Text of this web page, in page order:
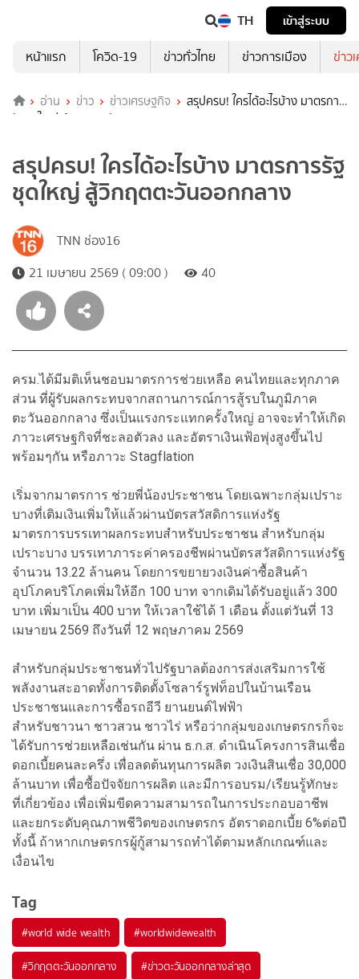
TH
เข้าสู่ระบบ
หน้าแรก
โควิด-19 ข่าวทั่วไทย ข่าวการเมือง ข่าว
อ่าน ข่าว ข่าวเศรษฐกิจ
สรุปครบ! ใครได้อะไรบ้าง มาตรการ
รัฐชุดใหญ่ สู้วิกฤตตะวันออกกลาง
สรุปครบ! ใครได้อะไรบ้าง มาตรการรัฐ
ชุดใหญ่ สู้วิกฤตตะวันออกกลาง
TNN ช่อง16
21 เมษายน 2569 ( 09:00 )
40
ครม.ได้มีมติเห็นชอบมาตรการช่วยเหลือ คนไทยและทุกภาค
ส่วน ที่ผู้รับผลกระทบจากสถานการณ์การสู้รบในภูมิภาค
ตะวันออกกลาง ซึ่งเป็นแรงกระแทกครั้งใหญ่ อาจจะทำให้เกิด
ภาวะเศรษฐกิจที่ชะลอตัวลง และอัตราเงินเฟ้อพุ่งสูงขึ้นไป
พร้อมๆกัน หรือภาวะ Stagflation
เริ่มจากมาตรการ ช่วยพี่น้องประชาชน โดยเฉพาะกลุ่มเปราะ
บางที่เติมเงินเพิ่มให้แล้วผ่านบัตรสวัสดิการแห่งรัฐ
มาตรการบรรเทาผลกระทบสำหรับประชาชน สำหรับกลุ่ม
เปราะบาง บรรเทาภาระค่าครองชีพผ่านบัตรสวัสดิการแห่งรัฐ
จำนวน 13.22 ล้านคน โดยการขยายวงเงินค่าซื้อสินค้า
อุปโภคบริโภคเพิ่มให้อีก 100 บาท จากเดิมได้รับอยู่แล้ว 300
บาท เพิ่มาเป็น 400 บาท ให้เวลาใช้ได้ 1 เดือน ตั้งแต่วันที่ 13
เมษายน 2569 ถึงวันที่ 12 พฤษภาคม 2569
สำหรับกลุ่มประชาชนทั่วไปรัฐบาลต้องการส่งเสริมการใช้
พลังงานสะอาดทั้งการติดตั้งโซลาร์รูฟท็อปในบ้านเรือน
ประชาชนและการซื้อรถอีวี ยานยนต์ไฟฟ้า
สำหรับชาวนา ชาวสวน ชาวไร่ หรือว่ากลุ่มของเกษตรกรก็จะ
ได้รับการช่วยเหลือเช่นกัน ผ่าน ธ.ก.ส. ดำเนินโครงการสินเชื่อ
ดอกเบี้ยคนละครึ่ง เพื่อลดต้นทุนการผลิต วงเงินสินเชื่อ 30,000
ล้านบาท เพื่อซื้อปัจจัยการผลิต และมีการอบรม/เรียนรู้ทักษะ
ที่เกี่ยวข้อง เพื่อเพิ่มขีดความสามารถในการประกอบอาชีพ
และยกระดับคุณภาพชีวิตของเกษตรกร อัตราดอกเบี้ย 6%ต่อปี
ทั้งนี้ ถ้าหากเกษตรกรผู้กู้สามารถทำได้ตามหลักเกณฑ์และ
เงื่อนไข
Tag
#world wide wealth #worldwidewealth
#วิกฤตตะวันออกกลาง #ข่าวตะวันออกกลางล่าสุด